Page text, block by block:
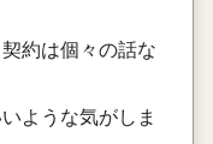
約は個々の話な
ような気がしま